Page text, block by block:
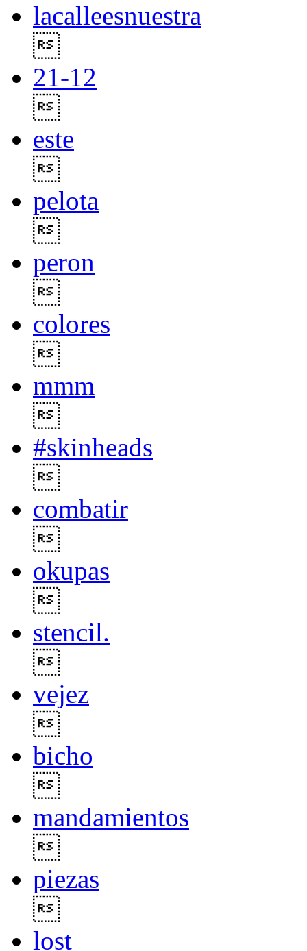
lacalleesnuestra
21-12
este
pelota
peron
colores
mmm
#skinheads
combatir
okupas
stencil.
vejez
bicho
mandamientos
piezas
lost